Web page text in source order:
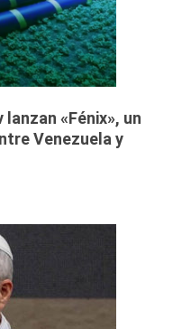
«Fénix», un
Venezuela y